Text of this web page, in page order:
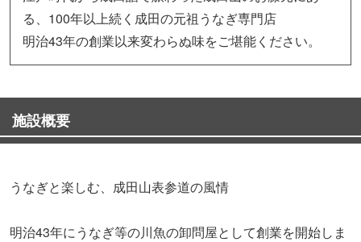
る、100年以上続く成田の元祖うなぎ専門店
明治43年の創業以来変わらぬ味をご堪能ください。
施設概要
うなぎと楽しむ、成田山表参道の風情
明治43年にうなぎ等の川魚の卸問屋として創業を開始しま